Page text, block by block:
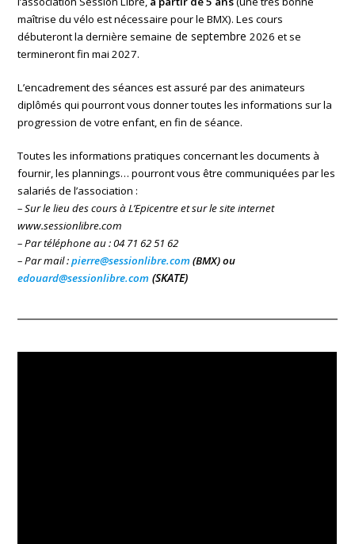
maîtrise du vélo est nécessaire pour le BMX). Les cours
débuteront la dernière semaine de septembre2026 et se
termineront fin mai 2027.
L’encadrement des séances est assuré par des animateurs
diplômés qui pourront vous donner toutes les informations sur la
progression de votre enfant, en fin de séance.
Toutes les informations pratiques concernant les documents à
fournir, les plannings… pourront vous être communiquées par les
salariés de l’association :
– Sur le lieu des cours à L’Epicentre et sur le site internet
www.sessionlibre.com
– Par téléphone au : 04 71 62 51 62
– Par mail :pierre@sessionlibre.com (BMX) ou
edouard@sessionlibre.com (SKATE)